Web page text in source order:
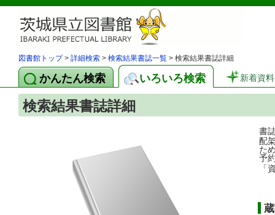
図書館トップ> 詳細検索 > 検索結果書誌一覧 > 検索結果書誌詳細
かんたん検索 いろいろ検索 新着資料
検索結果書誌詳細
書
配
た
予
「